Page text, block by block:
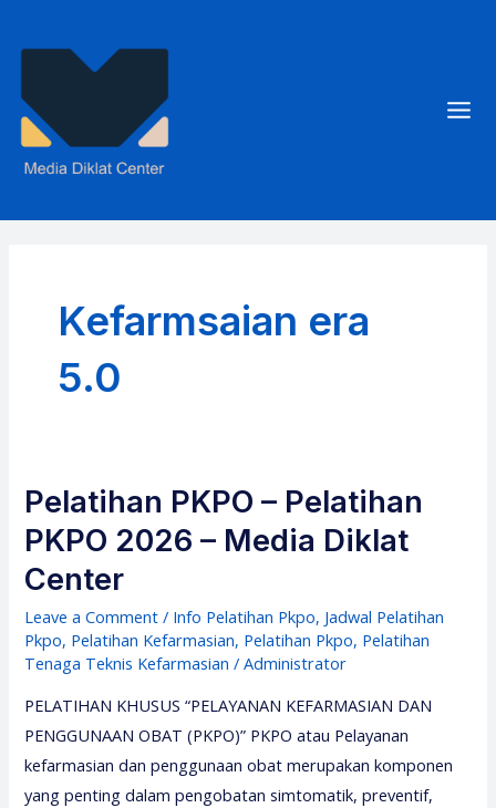
Kefarmsaian era
5.0
Pelatihan PKPO – Pelatihan
PKPO 2026 – Media Diklat
Center
Leave a Comment / Info Pelatihan Pkpo, Jadwal Pelatihan
Pkpo, Pelatihan Kefarmasian, Pelatihan Pkpo, Pelatihan
Tenaga Teknis Kefarmasian /Administrator
PELATIHAN KHUSUS “PELAYANAN KEFARMASIAN DAN
PENGGUNAAN OBAT (PKPO)” PKPO atau Pelayanan
kefarmasian dan penggunaan obat merupakan komponen
yang penting dalam pengobatan simtomatik, preventif,